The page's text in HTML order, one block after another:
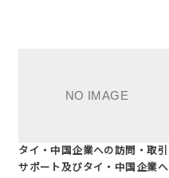
タイ・中国企業への訪問・取引
サポート及びタイ・中国企業へ